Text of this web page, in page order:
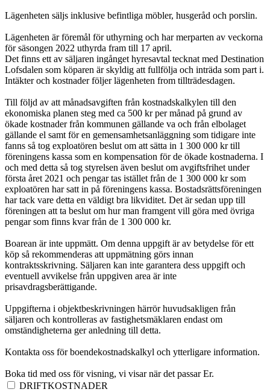
Lägenheten säljs inklusive befintliga möbler, husgeråd och porslin.
Lägenheten är föremål för uthyrning och har merparten av veckorna
för säsongen 2022 uthyrda fram till 17 april.
Det finns ett av säljaren ingånget hyresavtal tecknat med Destination
Lofsdalen som köparen är skyldig att fullfölja och inträda som part i.
Intäkter och kostnader följer lägenheten from tillträdesdagen.
Till följd av att månadsavgiften från kostnadskalkylen till den
ekonomiska planen steg med ca 500 kr per månad på grund av
ökade kostnader från kommunen gällande va och från elbolaget
gällande el samt för en gemensamhetsanläggning som tidigare inte
fanns så tog exploatören beslut om att sätta in 1 300 000 kr till
föreningens kassa som en kompensation för de ökade kostnaderna. I
och med detta så tog styrelsen även beslut om avgiftsfrihet under
första året 2021 och pengar tas istället från de 1 300 000 kr som
exploatören har satt in på föreningens kassa. Bostadsrättsföreningen
har tack vare detta en väldigt bra likviditet. Det är sedan upp till
föreningen att ta beslut om hur man framgent vill göra med övriga
pengar som finns kvar från de 1 300 000 kr.
Boarean är inte uppmätt. Om denna uppgift är av betydelse för ett
köp så rekommenderas att uppmätning görs innan
kontraktsskrivning. Säljaren kan inte garantera dess uppgift och
eventuell avvikelse från uppgiven area är inte
prisavdragsberättigande.
Uppgifterna i objektbeskrivningen härrör huvudsakligen från
säljaren och kontrolleras av fastighetsmäklaren endast om
omständigheterna ger anledning till detta.
Kontakta oss för boendekostnadskalkyl och ytterligare information.
Boka tid med oss för visning, vi visar när det passar Er.
DRIFTKOSTNADER